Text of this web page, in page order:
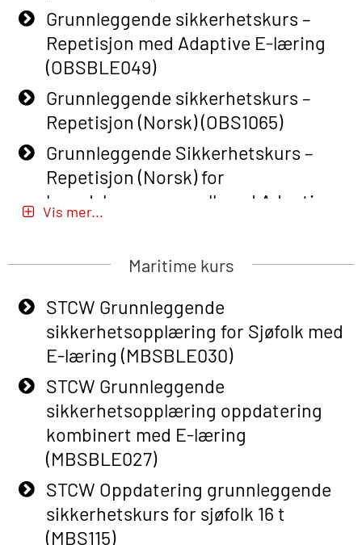
Grunnleggende sikkerhetskurs –
Repetisjon med Adaptive E-læring
(OBSBLE049)
Grunnleggende sikkerhetskurs –
Repetisjon (Norsk) (OBS1065)
Grunnleggende Sikkerhetskurs –
Repetisjon (Norsk) for
beredskapspersonell med Adaptive
E-læring (OBSBLE051)
Basic Safety Training (English) – with
Adaptive E-learning (OBSBLE047)
Basic Safety Training – Refresher
Course (English) with E-learning
(OBSBLE048)
Basic Safety Training – Refresher
Course (English) (OBS1063)
Basic Safety Training (English) – with
E-learning (OBSBLE050)
Helikopterevakuering inkl pustelunge
med adaptive e-læring (OSEBLE018)
Vis mer...
Maritime kurs
STCW Grunnleggende
sikkerhetsopplæring for Sjøfolk med
E-læring (MBSBLE030)
STCW Grunnleggende
sikkerhetsopplæring oppdatering
kombinert med E-læring
(MBSBLE027)
STCW Oppdatering grunnleggende
sikkerhetskurs for sjøfolk 16 t
(MBS115)